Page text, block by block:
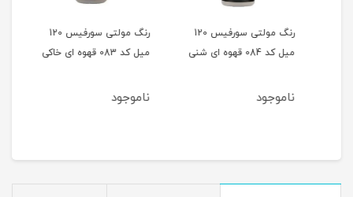
رنگ مولتی سورفیس 120
میل کد 084 قهوه ای شنی
ناموجود
رنگ مولتی سورفیس 120
میل کد 083 قهوه ای خاکی
ناموجود